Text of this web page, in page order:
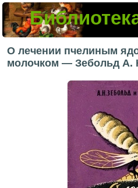
О лечении пчелиным
молочком — Зебольд А.